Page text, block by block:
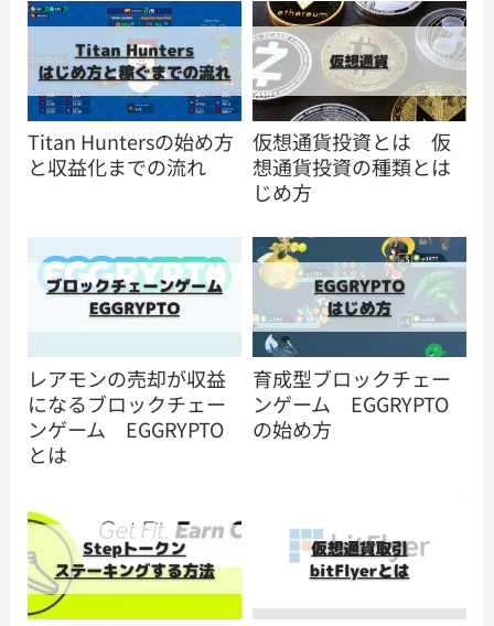
Titan Huntersの始め方
と収益化までの流れ
仮想通貨投資とは 仮
想通貨投資の種類とは
じめ方
レアモンの売却が収益
になるブロックチェー
ンゲーム EGGRYPTO
とは
育成型ブロックチェー
ンゲーム EGGRYPTO
の始め方